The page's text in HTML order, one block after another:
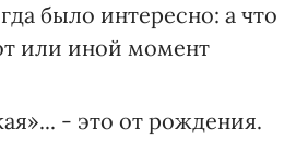
было интересно: а что
или иной момент
- это от рождения.